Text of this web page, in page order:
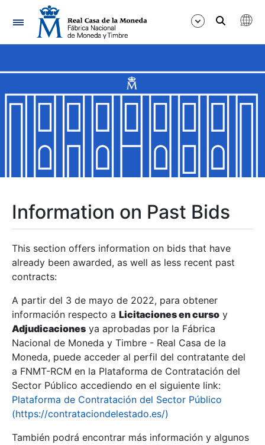
Navigation
Show/Hide
Show/Hide
Show/Hide
Show/Hide
Show/Hide
Information on Past Bids
This section offers information on bids that have
already been awarded, as well as less recent past
contracts:
A partir del 3 de mayo de 2022, para obtener
información respecto a Licitaciones en curso y
Adjudicaciones ya aprobadas por la Fábrica
Nacional de Moneda y Timbre - Real Casa de la
Moneda, puede acceder al perfil del contratante del
a FNMT-RCM en la Plataforma de Contratación del
Sector Público accediendo en el siguiente link:
Plataforma de Contratación del Sector Público
(https://contrataciondelestado.es/)
También podrá encontrar más información y algunos